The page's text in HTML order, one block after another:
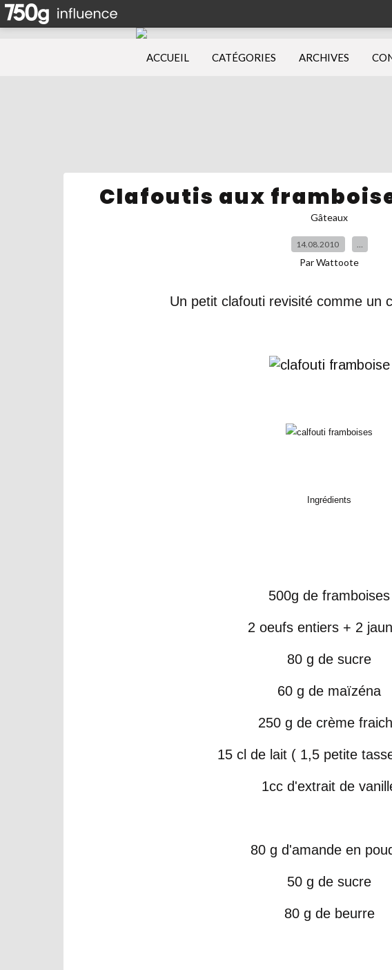
ACCUEIL CATÉGORIES ARCHIVES
Clafoutis aux
Gâteaux
14.08.2010 …
Par Wattoote
Un petit clafouti revisité comme un
Ingrédients
500g de framboises
2 oeufs entiers + 2
80 g de sucre
60 g de maïzéna
250 g de crème
15 cl de lait ( 1,5 petite
1cc d'extrait de
80 g d'amande en
50 g de sucre
80 g de beurre